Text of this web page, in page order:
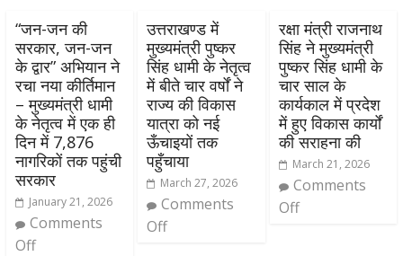
“जन-जन की
सरकार, जन-जन
के द्वार” अभियान ने
रचा नया कीर्तिमान
– मुख्यमंत्री धामी
के नेतृत्व में एक ही
दिन में 7,876
नागरिकों तक पहुंची
सरकार
January 21, 2026
Comments
Off
उत्तराखण्ड में
मुख्यमंत्री पुष्कर
सिंह धामी के नेतृत्व
में बीते चार वर्षों ने
राज्य की विकास
यात्रा को नई
ऊँचाइयों तक
पहुँचाया
March 27, 2026
Comments
Off
रक्षा मंत्री राजनाथ
सिंह ने मुख्यमंत्री
पुष्कर सिंह धामी के
चार साल के
कार्यकाल में प्रदेश
में हुए विकास कार्यों
की सराहना की
March 21, 2026
Comments
Off